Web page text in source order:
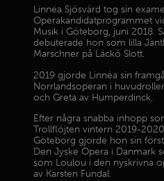
Linnéa Sjösvärd tog sin
Operakandidatprogrammet
Musik i Göteborg, juni 2018.
debuterade hon som lilla
Marschner på Läckö Slott.
2019 gjorde Linnéa sin
Norrlandsoperan i
och Greta av Humperdinck.
Efter några snabba inhopp
Trollflöjten vintern 2019-
Göteborg gjorde hon sin
Den Jyske Opera i Danmark
som Loulou i den nyskrivna
av Karsten Fundal.